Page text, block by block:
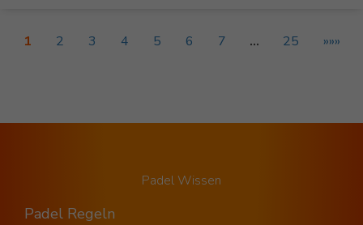
1 2 3 4 5 6 7 … 25 »»»
Padel Wissen
Padel Regeln